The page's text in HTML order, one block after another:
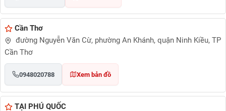
Cần Thơ
đường Nguyễn Văn Cừ, phường An Khánh, quận Ninh Kiều, TP
Cần Thơ
0948020788 Xem bản đồ
TẠI PHÚ QUỐC